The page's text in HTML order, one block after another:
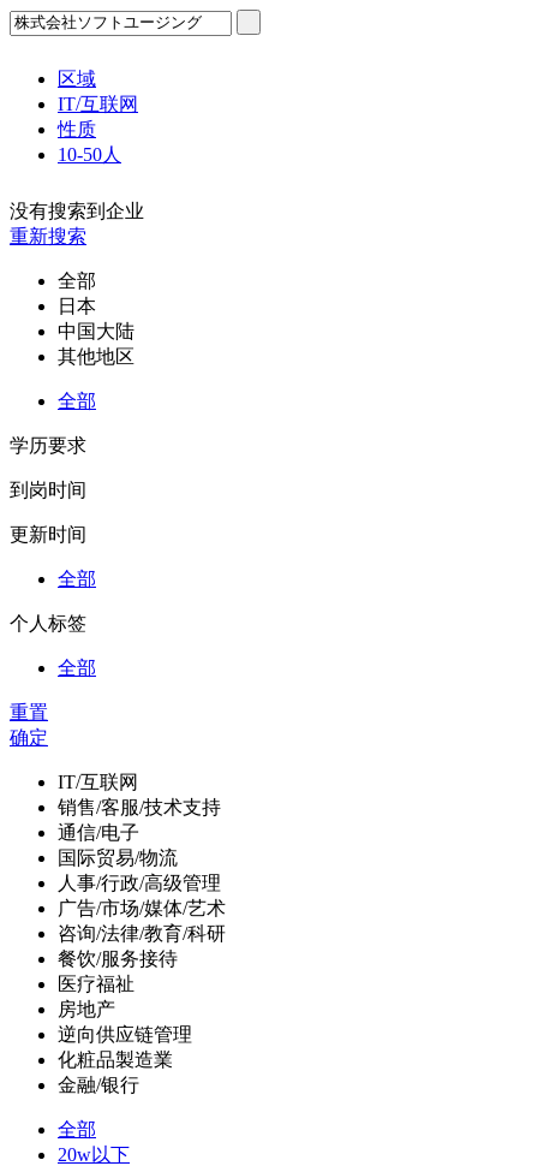
区域
IT/互联网
性质
10-50人
没有搜索到企业
重新搜索
全部
日本
中国大陆
其他地区
全部
学历要求
到岗时间
更新时间
全部
个人标签
全部
重置
确定
IT/互联网
销售/客服/技术支持
通信/电子
国际贸易/物流
人事/行政/高级管理
广告/市场/媒体/艺术
咨询/法律/教育/科研
餐饮/服务接待
医疗福祉
房地产
逆向供应链管理
化粧品製造業
金融/银行
全部
20w以下